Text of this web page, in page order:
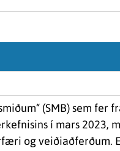
(SMB) sem fer
í mars 2023,
og veiðiaðferðum.